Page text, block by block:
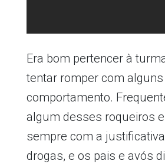
Era bom pertencer à
tentar romper com
comportamento.
algum desses roqueiros
sempre com a
drogas, e os pais e avós